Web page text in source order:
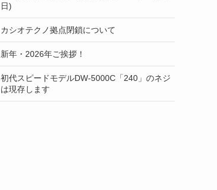
日)
カシオテクノ拠点閉鎖について
新年・2026年ご挨拶！
初代スピードモデルDW-5000C「240」のネジ
は現存します